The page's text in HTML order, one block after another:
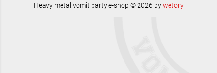
Heavy metal vomit party e-shop © 2026 bywetory